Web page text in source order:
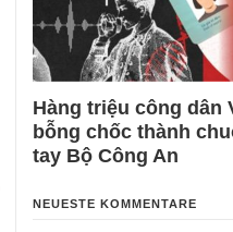
Hàng triệu công dân
bỗng chốc thành
tay Bộ Công An
NEUESTE KOMMENTARE